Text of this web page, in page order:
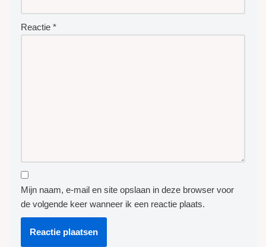
Reactie *
Mijn naam, e-mail en site opslaan in deze browser voor
de volgende keer wanneer ik een reactie plaats.